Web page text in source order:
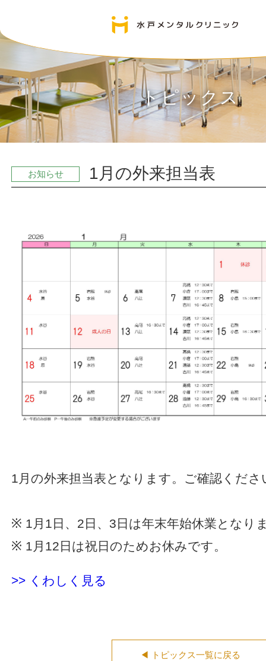
トピックス
お知らせ 1月の外来担当表
1月の外来担当表となります。ご確認くださ
※ 1月1日、2日、3日は年末年始休業となり
※ 1月12日は祝日のためお休みです。
>> くわしく見る
◀ トピックス一覧に戻る